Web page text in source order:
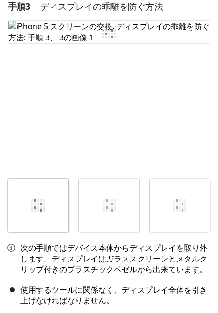
コメントを追加
コメントを追加
手順3 ディスプレイの乖離を防ぐ方法
次の手順ではデバイス本体からディスプレイを取り外
します。ディスプレイはガラススクリーンとメタルク
リップ付きのプラスチックベゼルから出来ています。
使用するツールに関係なく、ディスプレイ全体を引き
上げなければなりません。